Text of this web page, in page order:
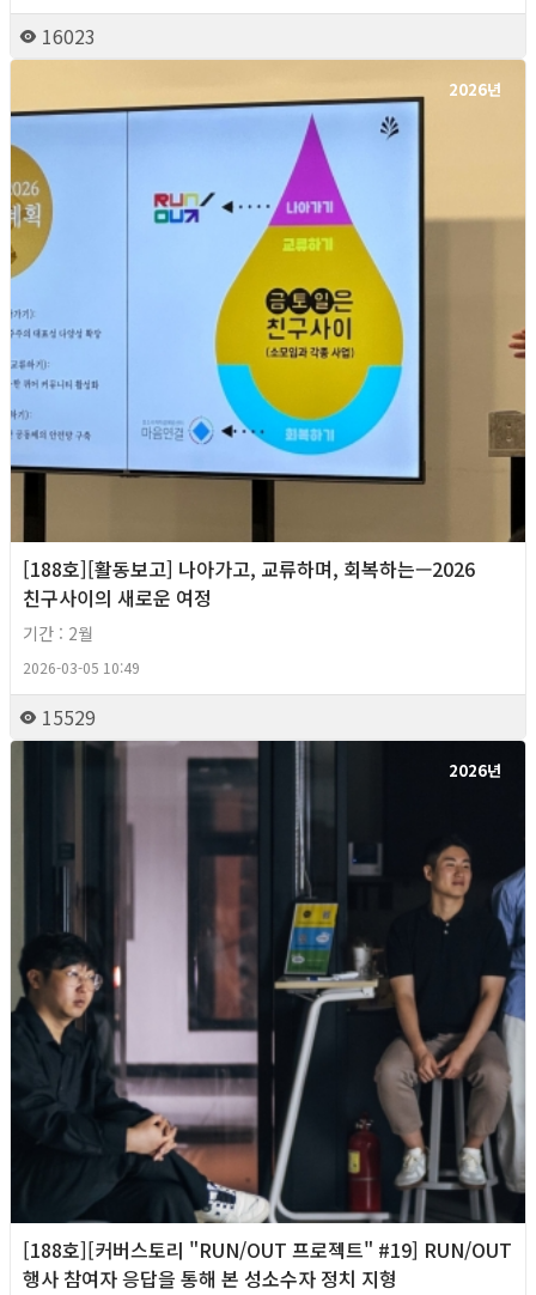
16023
2026년
[188호][활동보고] 나아가고, 교류하며, 회복하는—2026
친구사이의 새로운 여정
기간 : 2월
2026-03-05 10:49
15529
2026년
[188호][커버스토리 "RUN/OUT 프로젝트" #19] RUN/OUT
행사 참여자 응답을 통해 본 성소수자 정치 지형